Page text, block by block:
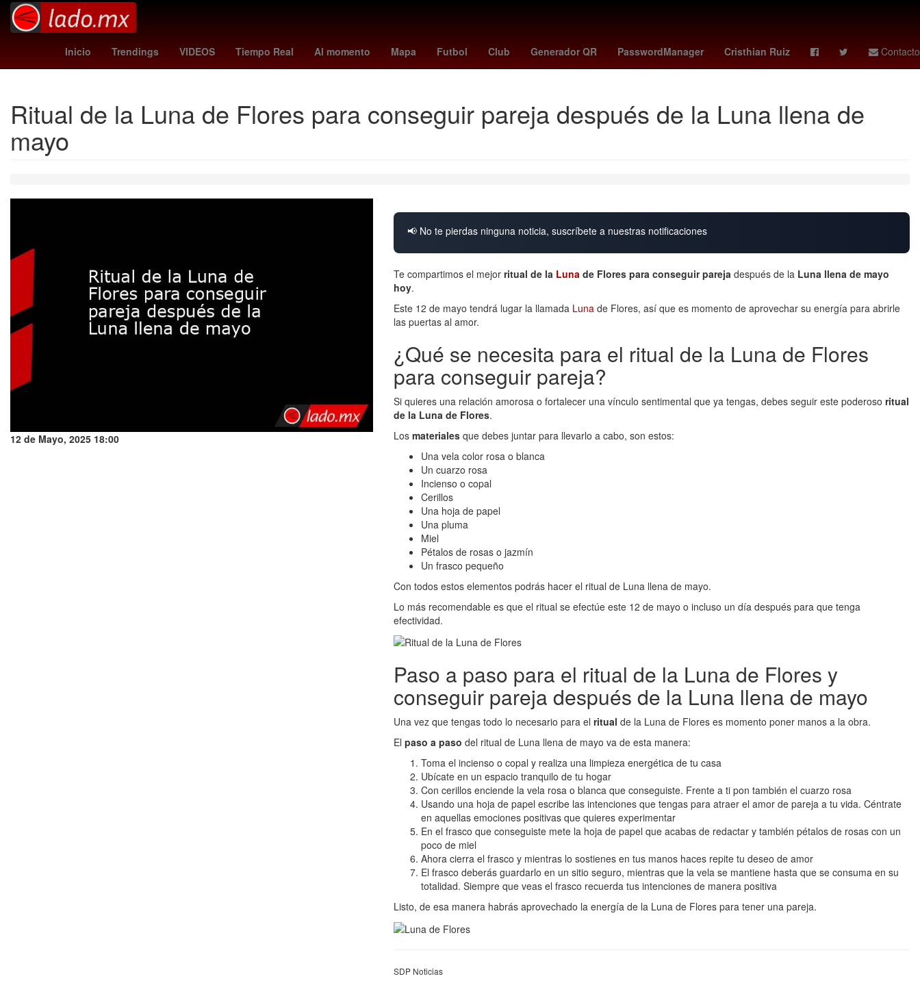
Inicio Trendings VIDEOS Tiempo Real Al momento Mapa Futbol Club Generador QR PasswordManager Cristhian Ruiz Contacto
santa misa estudiantes vs independiente Houston Rockets Dallas Cowboys minnesota - juárez Stephen Curry curry Deadpool botafogo vs 26 de julio
Ritual de la Luna de Flores para conseguir pareja después de la Luna llena de
mayo
12 de Mayo, 2025 18:00
📢 No te pierdas ninguna noticia, suscríbete a nuestras notificaciones
Te compartimos el mejor ritual de la Luna de Flores para conseguir pareja después de la Luna llena de mayo
hoy.
Este 12 de mayo tendrá lugar la llamada Luna de Flores, así que es momento de aprovechar su energía para abrirle
las puertas al amor.
¿Qué se necesita para el ritual de la Luna de Flores
para conseguir pareja?
Si quieres una relación amorosa o fortalecer una vínculo sentimental que ya tengas, debes seguir este poderoso ritual
de la Luna de Flores.
Los materiales que debes juntar para llevarlo a cabo, son estos:
Una vela color rosa o blanca
Un cuarzo rosa
Incienso o copal
Cerillos
Una hoja de papel
Una pluma
Miel
Pétalos de rosas o jazmín
Un frasco pequeño
Con todos estos elementos podrás hacer el ritual de Luna llena de mayo.
Lo más recomendable es que el ritual se efectúe este 12 de mayo o incluso un día después para que tenga
efectividad.
Paso a paso para el ritual de la Luna de Flores y
conseguir pareja después de la Luna llena de mayo
Una vez que tengas todo lo necesario para el ritual de la Luna de Flores es momento poner manos a la obra.
El paso a paso del ritual de Luna llena de mayo va de esta manera:
Toma el incienso o copal y realiza una limpieza energética de tu casa
Ubícate en un espacio tranquilo de tu hogar
Con cerillos enciende la vela rosa o blanca que conseguiste. Frente a ti pon también el cuarzo rosa
Usando una hoja de papel escribe las intenciones que tengas para atraer el amor de pareja a tu vida. Céntrate
en aquellas emociones positivas que quieres experimentar
En el frasco que conseguiste mete la hoja de papel que acabas de redactar y también pétalos de rosas con un
poco de miel
Ahora cierra el frasco y mientras lo sostienes en tus manos haces repite tu deseo de amor
El frasco deberás guardarlo en un sitio seguro, mientras que la vela se mantiene hasta que se consuma en su
totalidad. Siempre que veas el frasco recuerda tus intenciones de manera positiva
Listo, de esa manera habrás aprovechado la energía de la Luna de Flores para tener una pareja.
SDP Noticias